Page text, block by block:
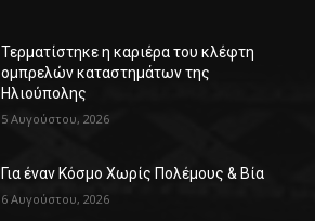
Τερματίστηκε η καριέρα του κλέφτη
ομπρελών καταστημάτων της
Ηλιούπολης
5 Αυγούστου, 2026
Για έναν Κόσμο Χωρίς Πολέμους & Βία
6 Αυγούστου, 2026